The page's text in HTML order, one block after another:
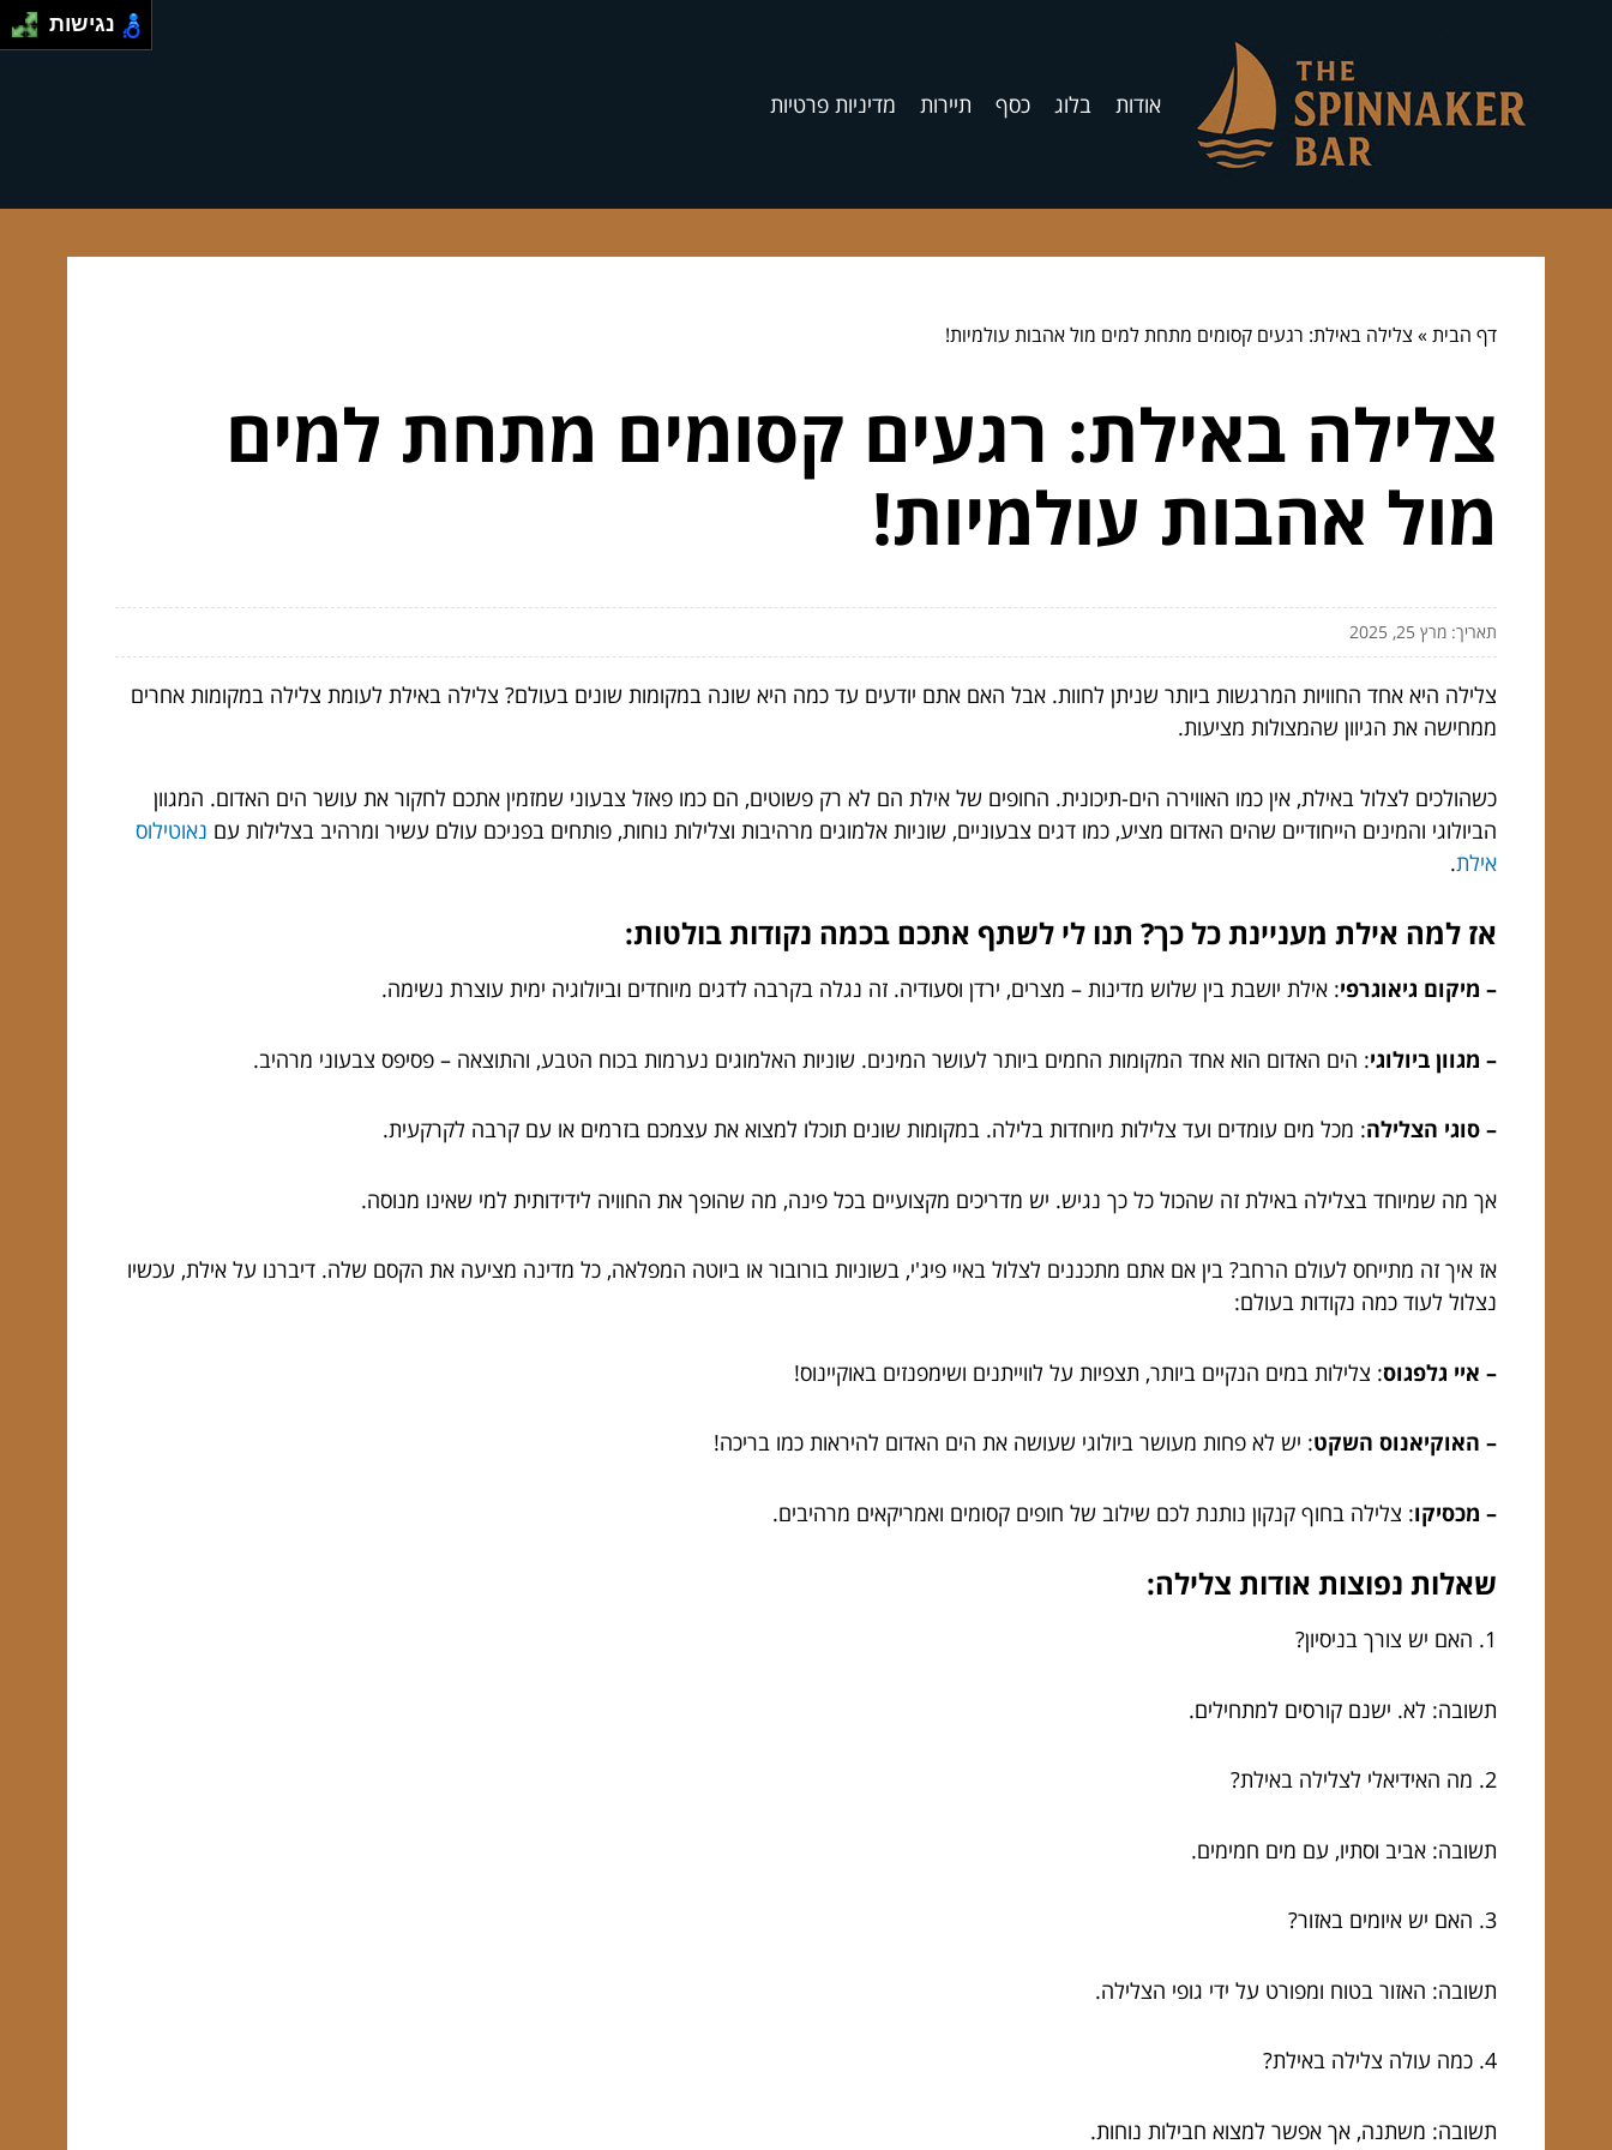
אודות בלוג כסף תיירות מדיניות פרטיות
דף הבית» צלילה באילת: רגעים קסומים מתחת למים מול אהבות עולמיות!
צלילה באילת: רגעים קסומים מתחת למים
מול אהבות עולמיות!
תאריך: מרץ 25, 2025
צלילה היא אחד החוויות המרגשות ביותר שניתן לחוות. אבל האם אתם יודעים עד כמה היא שונה במקומות שונים בעולם? צלילה באילת לעומת צלילה במקומות אחרים
ממחישה את הגיוון שהמצולות מציעות.
כשהולכים לצלול באילת, אין כמו האווירה הים-תיכונית. החופים של אילת הם לא רק פשוטים, הם כמו פאזל צבעוני שמזמין אתכם לחקור את עושר הים האדום. המגוון
הביולוגי והמינים הייחודיים שהים האדום מציע, כמו דגים צבעוניים, שוניות אלמוגים מרהיבות וצלילות נוחות, פותחים בפניכם עולם עשיר ומרהיב בצלילות עם נאוטילוס
אילת.
אז למה אילת מעניינת כל כך? תנו לי לשתף אתכם בכמה נקודות בולטות:
– מיקום גיאוגרפי: אילת יושבת בין שלוש מדינות – מצרים, ירדן וסעודיה. זה נגלה בקרבה לדגים מיוחדים וביולוגיה ימית עוצרת נשימה.
– מגוון ביולוגי: הים האדום הוא אחד המקומות החמים ביותר לעושר המינים. שוניות האלמוגים נערמות בכוח הטבע, והתוצאה – פסיפס צבעוני מרהיב.
– סוגי הצלילה: מכל מים עומדים ועד צלילות מיוחדות בלילה. במקומות שונים תוכלו למצוא את עצמכם בזרמים או עם קרבה לקרקעית.
אך מה שמיוחד בצלילה באילת זה שהכול כל כך נגיש. יש מדריכים מקצועיים בכל פינה, מה שהופך את החוויה לידידותית למי שאינו מנוסה.
אז איך זה מתייחס לעולם הרחב? בין אם אתם מתכננים לצלול באיי פיג'י, בשוניות בורובור או ביוטה המפלאה, כל מדינה מציעה את הקסם שלה. דיברנו על אילת, עכשיו
נצלול לעוד כמה נקודות בעולם:
– איי גלפגוס: צלילות במים הנקיים ביותר, תצפיות על לווייתנים ושימפנזים באוקיינוס!
– האוקיאנוס השקט: יש לא פחות מעושר ביולוגי שעושה את הים האדום להיראות כמו בריכה!
– מכסיקו: צלילה בחוף קנקון נותנת לכם שילוב של חופים קסומים ואמריקאים מרהיבים.
שאלות נפוצות אודות צלילה:
1. האם יש צורך בניסיון?
תשובה: לא. ישנם קורסים למתחילים.
2. מה האידיאלי לצלילה באילת?
תשובה: אביב וסתיו, עם מים חמימים.
3. האם יש איומים באזור?
תשובה: האזור בטוח ומפורט על ידי גופי הצלילה.
4. כמה עולה צלילה באילת?
תשובה: משתנה, אך אפשר למצוא חבילות נוחות.
נגישות